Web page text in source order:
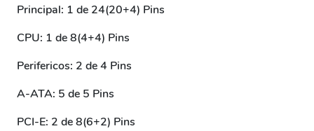
Principal: 1 de 24(20+4) Pins
CPU: 1 de 8(4+4) Pins
Perifericos: 2 de 4 Pins
A-ATA: 5 de 5 Pins
PCI-E: 2 de 8(6+2) Pins